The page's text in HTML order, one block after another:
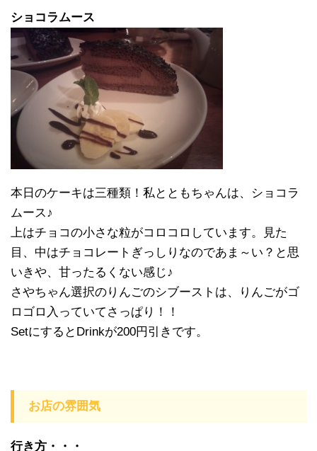
ショコラムース
本日のケーキは三種類！私とともちゃんは、ショコラ
ムース♪
上はチョコの小さな粒がコロコロしています。見た
目、中はチョコレートぎっしりなのであま～い？と思
いきや、甘ったるくない感じ♪
さやちゃん選択のりんごのシブーストは、りんごがゴ
ロゴロ入っていてさっぱり！！
SetにするとDrinkが200円引きです。
お店の雰囲気
行き方・・・